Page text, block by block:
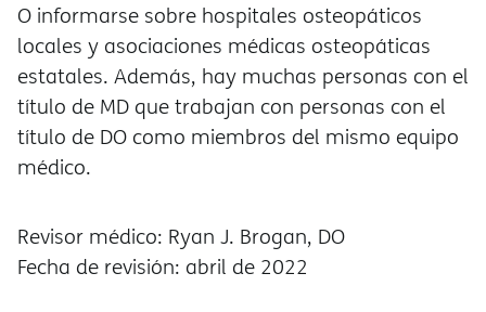
O informarse sobre hospitales osteopáticos
locales y asociaciones médicas osteopáticas
estatales. Además, hay muchas personas con el
título de MD que trabajan con personas con el
título de DO como miembros del mismo equipo
médico.
Revisor médico: Ryan J. Brogan, DO
Fecha de revisión: abril de 2022